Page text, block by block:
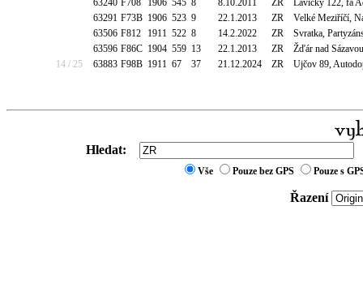
63240 F708 1906 545 8 8.10.2011 ZR
Lavičky 122, fa
63291 F73B 1906 523 9 22.1.2013 ZR
Velké Meziříčí,
63506 F812 1911 522 8 14.2.2022 ZR
Svratka,
63596 F86C 1904 559 13 22.1.2013 ZR
Žďár nad
14 / 25
63883 F98B 1911 67 37 21.12.2024 ZR Ujčov 89,
Hledat:
Vše Pouze bez GPS Pouze s
Řazení